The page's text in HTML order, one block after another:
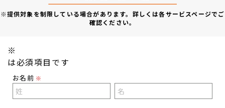
※提供対象を制限している場合があります。詳しくは各サービスページでご
確認ください。
※
は必須項目です
お名前 ※